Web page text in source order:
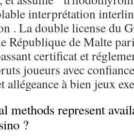
interprétation
. La double license du
République de Malte
certificat et
joueurs avec
allégeance à bien jeux
methods represent
?